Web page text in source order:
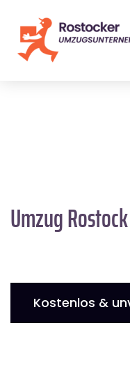
Umzug Rostock
Kostenlos &